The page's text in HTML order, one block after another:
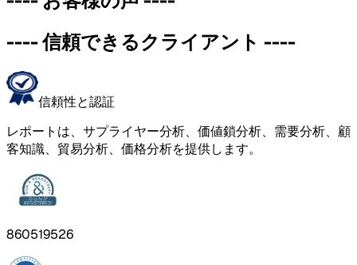
----信頼できるクライアント ----
信頼性と認証
レポートは、サプライヤー分析、価値鎖分析、需要分析、顧
客知識、貿易分析、価格分析を提供します。
860519526